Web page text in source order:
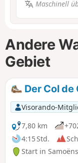
Maschinell
Andere
Gebiet
Der Col de
Visorando-
7,80 km
4:15 Std.
Start in